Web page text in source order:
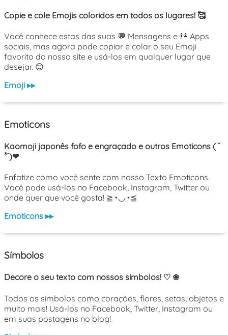
Copie e cole Emojis coloridos em todos os lugares! 🥰
Você conhece estas das suas 💬 Mensagens e 👫 Apps
sociais, mas agora pode copiar e colar o seu Emoji
favorito do nosso site e usá-los em qualquer lugar que
desejar. 😊
Emoji ▸▸
Emoticons
Kaomoji japonês fofo e engraçado e outros Emoticons ( ˘
³˘)❤
Enfatize como você sente com nosso Texto Emoticons.
Você pode usá-los no Facebook, Instagram, Twitter ou
onde quer que você gosta! ≧◔◡◔≦
Emoticons ▸▸
Símbolos
Decore o seu texto com nossos símbolos! ♡ ❀
Todos os símbolos como corações, flores, setas, objetos e
muito mais! Usá-los no Facebook, Twitter, Instagram ou
em suas postagens no blog!